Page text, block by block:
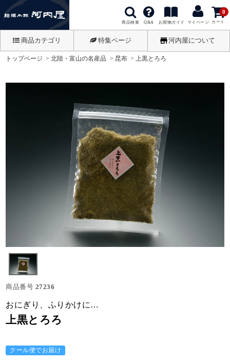
商品検索 Q&A お買物ガイド マイページ カート
0
商品カテゴリ 特集ページ 河内屋について
トップページ 北陸・富山の名産品 昆布 上黒とろろ
商品番号 27236
おにぎり、ふりかけに…
上黒とろろ
クール便でお届け